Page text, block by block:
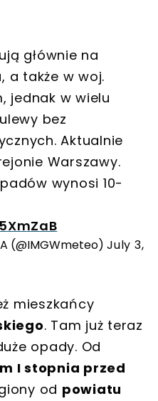
głównie na
a także w woj.
jednak w wielu
bez
Aktualnie
Warszawy.
wynosi 10-
(@IMGWmeteo) July 3,
mieszkańcy
. Tam już teraz
opady. Od
I stopnia przed
od powiatu